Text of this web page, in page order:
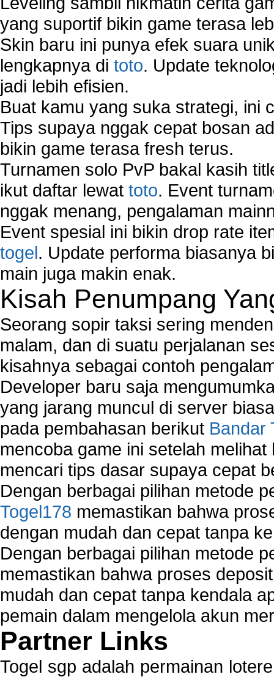
yang suportif bikin game terasa
Skin baru ini punya efek suara
lengkapnya di toto. Update
jadi lebih efisien.
Buat kamu yang suka strategi, ini
Tips supaya nggak cepat bosan
bikin game terasa fresh terus.
Turnamen solo PvP bakal kasih
ikut daftar lewat toto. Event
nggak menang, pengalaman
Event spesial ini bikin drop rate
togel. Update performa biasanya
main juga makin enak.
Kisah Penumpang
Seorang sopir taksi sering
malam, dan di suatu perjalanan
kisahnya sebagai contoh
Developer baru saja
yang jarang muncul di server
pada pembahasan berikut Bandar
mencoba game ini setelah
mencari tips dasar supaya cepat
Dengan berbagai pilihan metode
Togel178 memastikan bahwa
dengan mudah dan cepat tanpa
Dengan berbagai pilihan metode
memastikan bahwa proses
mudah dan cepat tanpa kendala
pemain dalam mengelola akun
Partner Links
Togel sgp adalah permainan